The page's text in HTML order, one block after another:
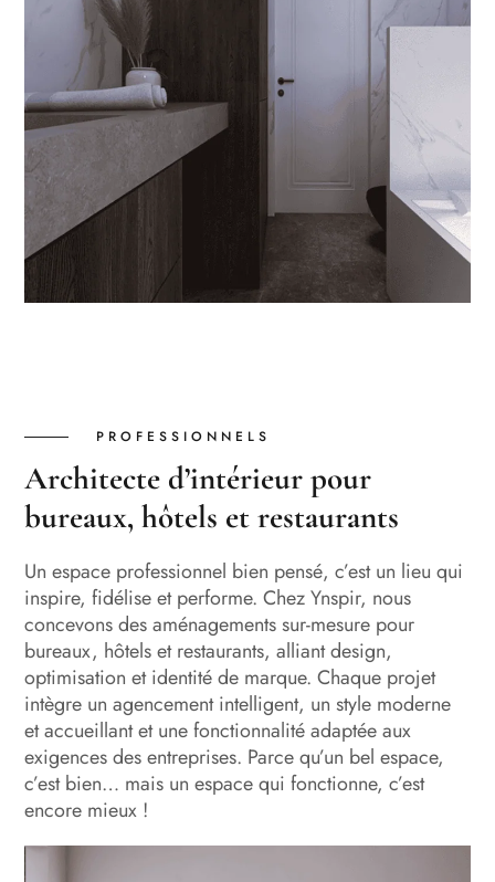
PROFESSIONNELS
Architecte d’intérieur pour
bureaux, hôtels et restaurants
Un espace professionnel bien pensé, c’est un lieu qui
inspire, fidélise et performe. Chez Ynspir, nous
concevons des aménagements sur-mesure pour
bureaux, hôtels et restaurants, alliant design,
optimisation et identité de marque. Chaque projet
intègre un agencement intelligent, un style moderne
et accueillant et une fonctionnalité adaptée aux
exigences des entreprises. Parce qu’un bel espace,
c’est bien… mais un espace qui fonctionne, c’est
encore mieux !